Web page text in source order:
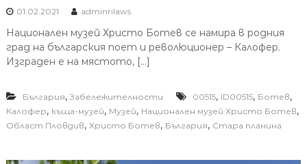
01.02.2021 adminrilaws
Национален музей Христо Ботев се намира в родния
град на българския поет и революционер – Калофер.
Изграден е на мястото, […]
България, Забележителности 00515, ID00515, Ботев,
Калофер, къща-музей, Музей, Национален музей Христо Ботев,
Област Пловдив, Христо Ботев, България, Стара планина